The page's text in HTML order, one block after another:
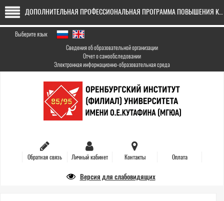
Перейти
основному
содержанию
ДОПОЛНИТЕЛЬНАЯ ПРОФЕССИОНАЛЬНАЯ ПРОГРАММА ПОВЫШЕНИЯ КВАЛИФИКАЦИИ «НАЛОГОВЫЙ КОНСУЛЬТАНТ: ПРОФЕССИОНАЛЬНЫЙ ПОДХОД К СИСТЕМЕ НАЛОГООБЛОЖЕНИЯ БИЗНЕСА"
Выберите язык
Сведения об образовательной организации
Отчет о самообследовании
Электронная информационно-образовательная среда
Обратная связь Личный кабинет Контакты Оплата
Версия для слабовидящих